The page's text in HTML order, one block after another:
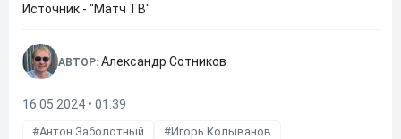
Источник - "Матч ТВ"
АВТОР: Александр Сотников
16.05.2024 • 01:39
Антон Заболотный
Игорь Колыванов